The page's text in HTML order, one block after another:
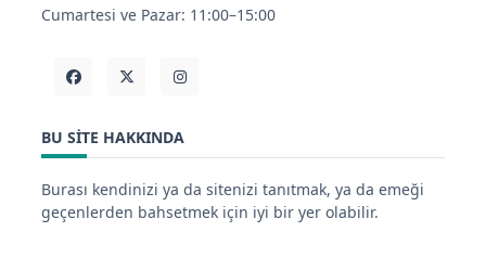
Cumartesi ve Pazar: 11:00–15:00
BU SITE HAKKINDA
Burası kendinizi ya da sitenizi tanıtmak, ya da emeği
geçenlerden bahsetmek için iyi bir yer olabilir.